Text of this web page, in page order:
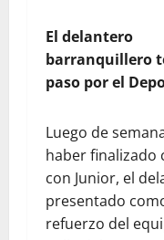
El delantero
barranquillero
paso por el
Luego de
haber finalizado
con Junior, el
presentado
refuerzo del